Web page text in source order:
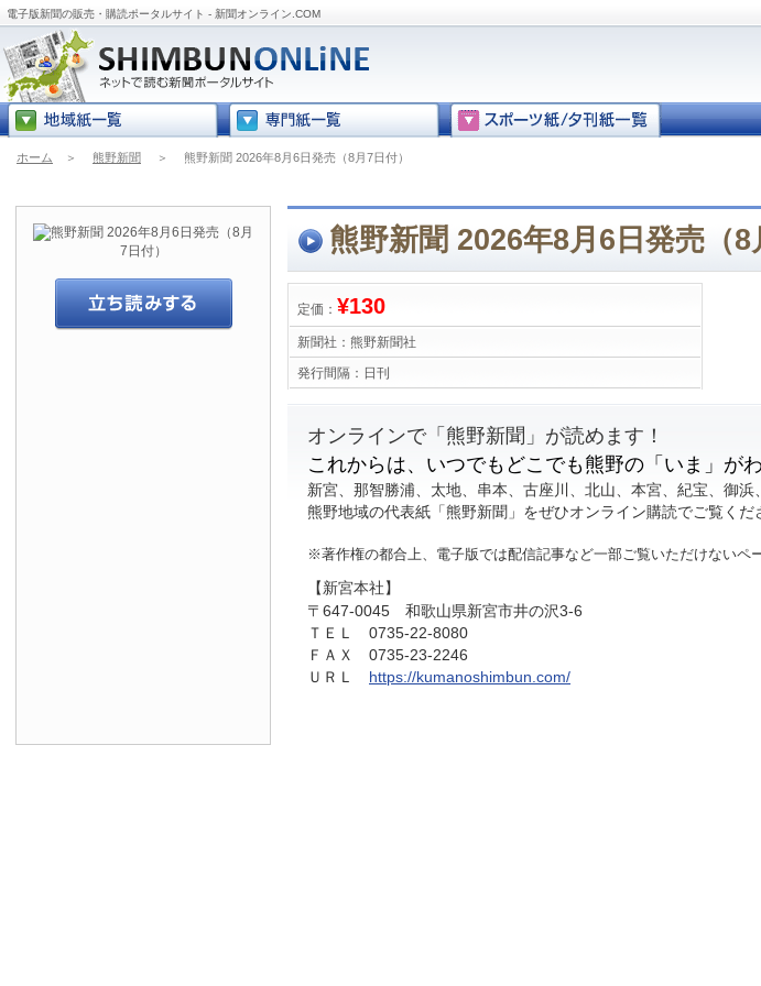
電子版新聞の販売・購読ポータルサイト - 新聞オンライン.COM
ホーム ＞ 熊野新聞 ＞ 熊野新聞 2026年8月6日発売（8月7日付）
熊野新聞 2026年8月6日発売（8
定価： ¥130
新聞社： 熊野新聞社
発行間隔： 日刊
オンラインで「熊野新聞」が読めます！
これからは、いつでもどこでも熊野の「いま」がわ
新宮、那智勝浦、太地、串本、古座川、北山、本宮、紀宝、御浜
熊野地域の代表紙「熊野新聞」をぜひオンライン購読でご覧くだ
※著作権の都合上、電子版では配信記事など一部ご覧いただけないペ
【新宮本社】
〒647-0045 和歌山県新宮市井の沢3-6
ＴＥＬ 0735-22-8080
ＦＡＸ 0735-23-2246
ＵＲＬ https://kumanoshimbun.com/